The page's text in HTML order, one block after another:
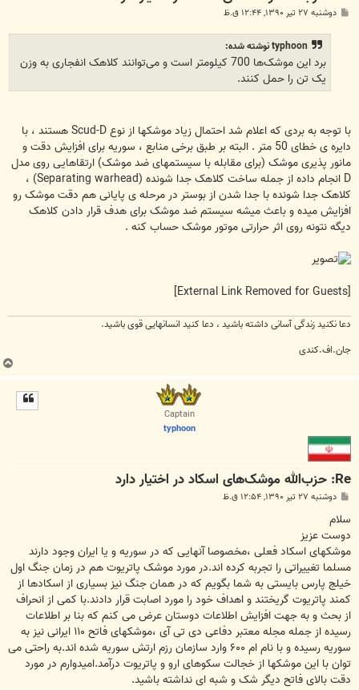
دوشنبه ۲۷ تیر ۱۳۹۰, ۱۲:۴۴ ق.ظ
typhoon نوشته شده:
برد این موشک‌ها 700 کیلومتر است و می‌توانند کلاهک انفجاری به وزن
یک تن را حمل کنند.
با توجه به بردی که اعلام شد احتمال زیاد موشکها از نوع Scud-D هستند ، با
دایره ی خطای 50 متر . البته بر طبق برخی منابع ، سوریه برای افزایش دقت و
مانور پذیری موشک (برای مقابله با سیستمهای ضد موشک) ارتقاهایی روی مدل
D انجام داده از جمله ساخت کلاهک جدا شونده (Separating warhead) ،
کلاهک جدا شونده با جدا شدن از بوستر در مرحله ی پایانی هم دقت موشک رو
افزایش میده و باعث میشه سیستم ضد موشک برای هدف قرار دادن کلاهک
دیگه نتونه روی اثر حرارتی موتور موشک حساب کنه .
[External Link Removed for Guests]
دعا نکنید زندگی آسانی داشته باشید ، دعا کنید انسانهایی قوی باشید.
جان.اف.کندی
Captain
typhoon
Re: حزب‌الله موشک‌های اسکاد در اختیار دارد
ت
دوشنبه ۲۷ تیر ۱۳۹۰, ۱۲:۵۴ ق.ظ
سلام
دوست عزیز
موشکهای اسکاد فعلی ،مخصوصا آنهایی که در سوریه و یا ایران وجود دارند
مسلما تغییراتی را تجربه کرده اند.در مورد موشک پاتریوت هم در زمان جنگ اول
خیلج پارس بایستی به شما بگویم که در همان جنگ نیز بسیاری از اسکادها از
کمند پاتریوت گریختند و اهداف خود را مورد اصابت قرار دادند.با کمی از انحراف
از بحث و به جهت افزایش اطلاعات دوستان عرض می کنم که بنا بر اطلاعات
رسیده از جمله مجله معتبر دفاعی دی تی آی ،موشکهای فاتح ۱۱۰ ایرانی نیز به
سوریه رسیده و با نام ام ۶۰۰ وارد سازمان رزم ارتش سوریه شده اند.به راحتی می
توان با این موشکها از خجالت سکوهای ارو و پاتریوت درآمد.امیدوارم در مورد
دقت بالای فاتح دیگر شک و شبه ای نداشته باشید.